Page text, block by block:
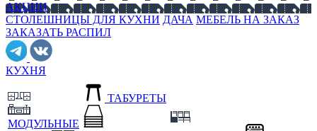
АКЦИИ
СТОЛЕШНИЦЫ ДЛЯ КУХНИ ДАЧА МЕБЕЛЬ НА ЗАКАЗ
ЗАКАЗАТЬ РАСПИЛ
КУХНЯ
МОДУЛЬНЫЕ
ТАБУРЕТЫ